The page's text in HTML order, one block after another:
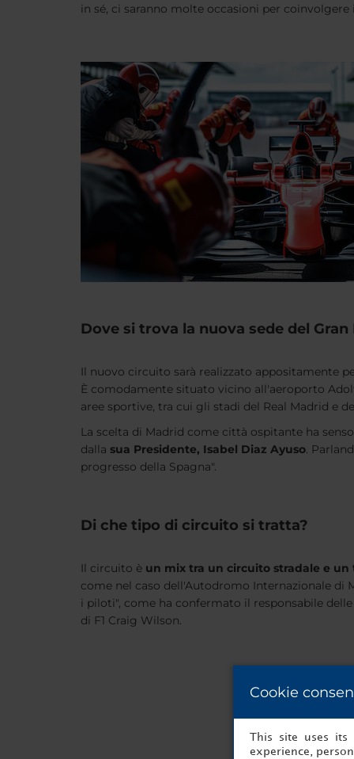
in sé, ci saranno molte occasioni per
Dove si trova la nuova sede del Gran
Il nuovo circuito sarà realizzato appositamente
È comodamente situato vicino all'aeroporto
aree sportive, tra cui gli stadi del Real Madrid e
La scelta di Madrid come città ospitante ha
dalla sua Presidente, Isabel Diaz Ayuso.
progresso della Spagna".
Di che tipo di circuito si tratta?
Il circuito è un mix tra un circuito stradale e
come nel caso dell'Autodromo Internazionale di
i piloti", come ha confermato il responsabile
di F1 Craig Wilson.
Cookie
This site uses its
experience,